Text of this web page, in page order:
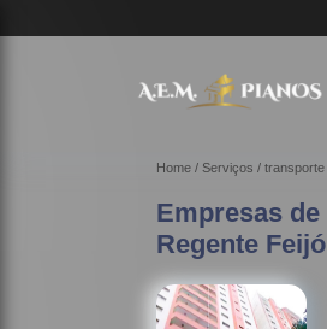
Home Serviços transporte
Empresas
Regente Feijó